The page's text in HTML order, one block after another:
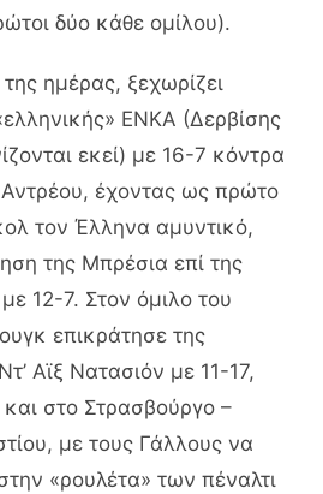
δύο κάθε ομίλου).
ημέρας, ξεχωρίζει
ΕΝΚΑ (Δερβίσης
εκεί) με 16-7 κόντρα
έχοντας ως πρώτο
τον Έλληνα αμυντικό,
της Μπρέσια επί της
12-7. Στον όμιλο του
επικράτησε της
Αϊξ Νατασιόν με 11-17,
στο Στρασβούργο –
με τους Γάλλους να
«ρουλέτα» των πέναλτι